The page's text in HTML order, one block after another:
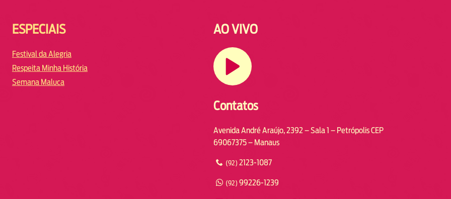
ESPECIAIS
Festival da Alegria
Respeita Minha História
Semana Maluca
AO VIVO
Contatos
Avenida André Araújo, 2392 – Sala 1 – Petrópolis CEP
69067375 – Manaus
(92) 2123-1087
(92) 99226-1239